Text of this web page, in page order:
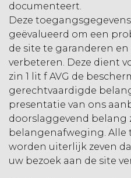
documenteert.
Deze
geëvalueerd om een
de site te garanderen
verbeteren. Deze dient
zin 1 lit f AVG de
gerechtvaardigde
presentatie van ons
doorslaggevend belang
belangenafweging. Alle
worden uiterlijk zeven
uw bezoek aan de site